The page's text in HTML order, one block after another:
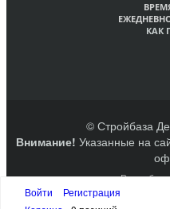
КАК
© Стройбаза
Внимание! Указанные на
Создание
Войти
Регистрация